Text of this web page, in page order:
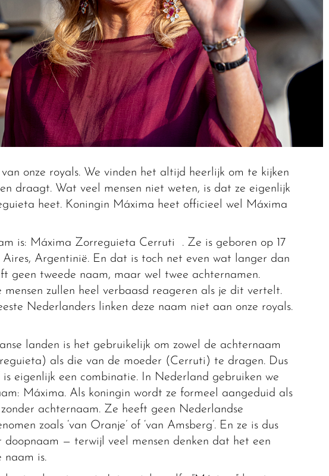
onze royals. We vinden het altijd heerlijk om te kijken
draagt. Wat veel mensen niet weten, is dat ze eigenlijk
heet. Koningin Máxima heet officieel wel Máxima
is: Máxima Zorreguieta Cerruti . Ze is geboren op 17
Aires, Argentinië. En dat is toch net even wat langer dan
geen tweede naam, maar wel twee achternamen.
mensen zullen heel verbaasd reageren als je dit vertelt.
Nederlanders linken deze naam niet aan onze royals.
landen is het gebruikelijk om zowel de achternaam
als die van de moeder (Cerruti) te dragen. Dus
is eigenlijk een combinatie. In Nederland gebruiken we
Máxima. Als koningin wordt ze formeel aangeduid als
achternaam. Ze heeft geen Nederlandse
zoals ‘van Oranje’ of ‘van Amsberg’. En ze is dus
doopnaam — terwijl veel mensen denken dat het een
naam is.